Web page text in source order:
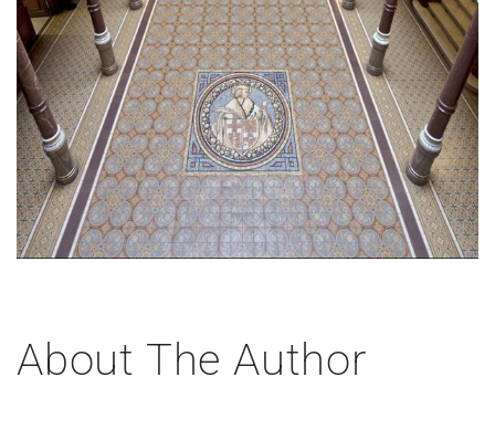
About The Author